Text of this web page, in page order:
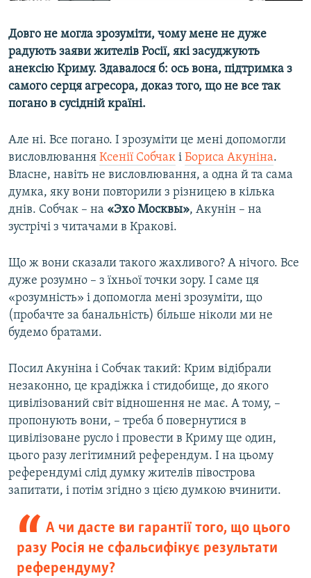
Усі сайти RFE/RL
Довго не могла зрозуміти, чому мене не дуже
радують заяви жителів Росії, які засуджують
анексію Криму. Здавалося б: ось вона, підтримка з
самого серця агресора, доказ того, що не все так
погано в сусідній країні.
Але ні. Все погано. І зрозуміти це мені допомогли
висловлювання Ксенії Собчак і Бориса Акуніна.
Власне, навіть не висловлювання, а одна й та сама
думка, яку вони повторили з різницею в кілька
днів. Собчак – на «Эхо Москвы», Акунін – на
зустрічі з читачами в Кракові.
Що ж вони сказали такого жахливого? А нічого. Все
дуже розумно – з їхньої точки зору. І саме ця
«розумність» і допомогла мені зрозуміти, що
(пробачте за банальність) більше ніколи ми не
будемо братами.
Посил Акуніна і Собчак такий: Крим відібрали
незаконно, це крадіжка і стидобище, до якого
цивілізований світ відношення не має. А тому, –
пропонують вони, – треба б повернутися в
цивілізоване русло і провести в Криму ще один,
цього разу легітимний референдум. І на цьому
референдумі слід думку жителів півострова
запитати, і потім згідно з цією думкою вчинити.
А чи дасте ви гарантії того, що цього
разу Росія не сфальсифікує результати
референдуму?